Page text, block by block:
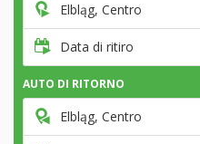
Elbląg, Centro
Data di ritiro
AUTO DI RITORNO
Elbląg, Centro